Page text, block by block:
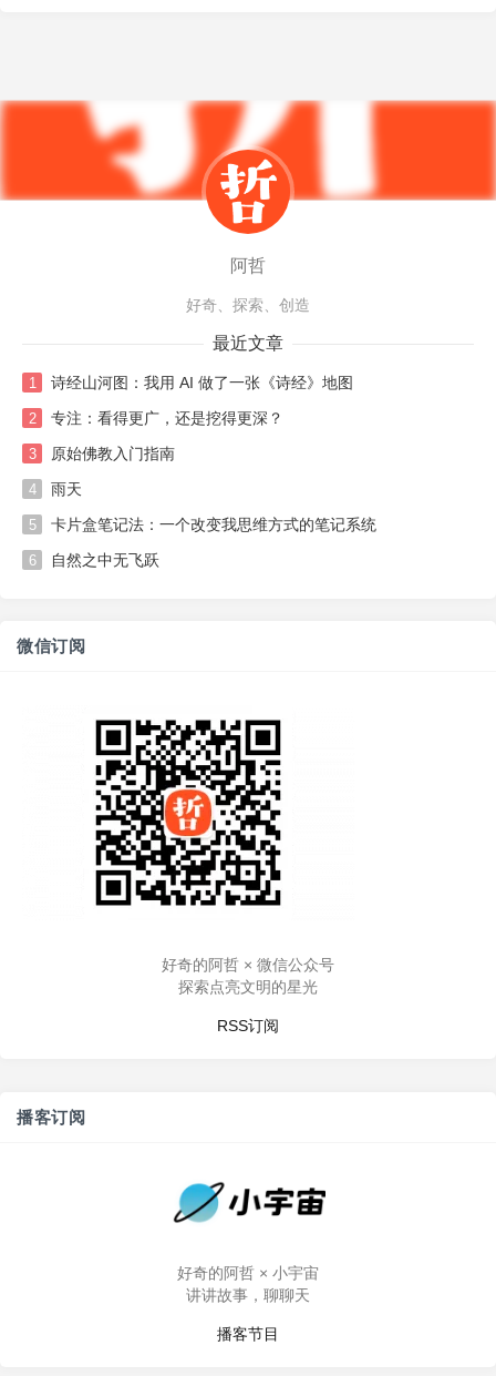
阿哲
好奇、探索、创造
最近文章
1 诗经山河图：我用 AI 做了一张《诗经》地图
2 专注：看得更广，还是挖得更深？
3 原始佛教入门指南
4 雨天
5 卡片盒笔记法：一个改变我思维方式的笔记系统
6 自然之中无飞跃
微信订阅
好奇的阿哲 × 微信公众号
探索点亮文明的星光
RSS订阅
播客订阅
好奇的阿哲 × 小宇宙
讲讲故事，聊聊天
播客节目